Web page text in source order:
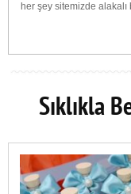
her şey sitemizde
Sıklıkla